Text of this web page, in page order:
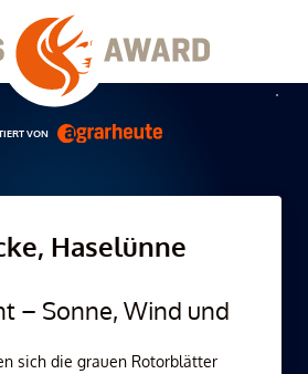
VON
Haselünne
– Sonne, Wind und
sich die grauen Rotorblätter